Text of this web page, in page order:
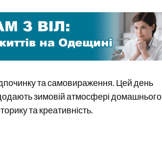
та самовираження. Цей день
зимовій атмосфері домашнього
та креативність.